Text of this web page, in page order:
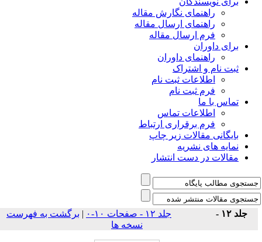
راهنمای نگارش مقاله
راهنمای ارسال مقاله
فرم ارسال مقاله
برای داوران
راهنمای داوران
ثبت نام و اشتراک
اطلاعات ثبت نام
فرم ثبت نام
تماس با ما
اطلاعات تماس
فرم برقراری ارتباط
بایگانی مقالات زیر چاپ
نمایه های نشریه
مقالات در دست انتشار
جلد ۱۲ - جلد ۱۲ - صفحات ۱۰-۰ | برگشت به فهرست
نسخه ها